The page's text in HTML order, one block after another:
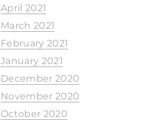
April 2021
March 2021
February 2021
January 2021
December 2020
November 2020
October 2020